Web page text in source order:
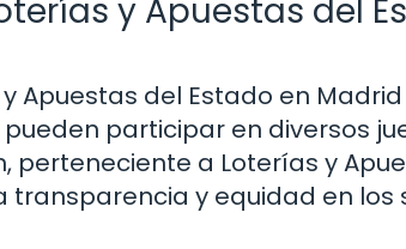
y Apuestas del
Apuestas del Estado en
participar en diversos
perteneciente a Loterías y
y equidad en los